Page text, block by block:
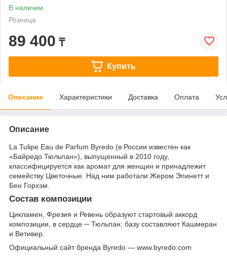
В наличии
Розница
89 400 ₸
Купить
Описание Характеристики Доставка Оплата
Описание
La Tulipe Eau de Parfum Byredo (в России известен как
«Байредо Тюльпан»), выпущенный в 2010 году,
классифицируется как аромат для женщин и принадлежит
семейству Цветочные. Над ним работали Жером Эпинетт и
Бен Горхэм.
Состав композиции
Цикламен, Фрезия и Ревень образуют стартовый аккорд
композиции, в сердце ─ Тюльпан; базу составляют Кашмеран
и Ветивер.
Официальный сайт бренда Byredo — www.byredo.com